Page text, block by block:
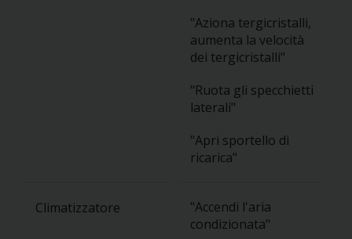
"Aziona tergicristalli,
aumenta la velocità
dei tergicristalli"
"Ruota gli specchietti
laterali"
"Apri sportello di
ricarica"
Climatizzatore
"Accendi l'aria
condizionata"